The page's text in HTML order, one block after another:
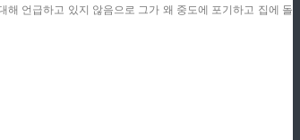
언급하고 있지 않음으로 그가 왜 중도에 포기하고 집에 돌